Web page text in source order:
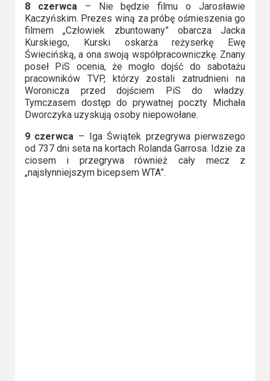
8 czerwca– Nie będzie filmu o Jarosławie
Kaczyńskim. Prezes winą za próbę ośmieszenia go
filmem „Człowiek zbuntowany” obarcza Jacka
Kurskiego, Kurski oskarża reżyserkę Ewę
Świecińską, a ona swoją współpracowniczkę. Znany
poseł PiS ocenia, że mogło dojść do sabotażu
pracowników TVP, którzy zostali zatrudnieni na
Woronicza przed dojściem PiS do władzy.
Tymczasem dostęp do prywatnej poczty Michała
Dworczyka uzyskują osoby niepowołane.
9 czerwca – Iga Świątek przegrywa pierwszego
od 737 dni seta na kortach Rolanda Garrosa. Idzie za
ciosem i przegrywa również cały mecz z
„najsłynniejszym bicepsem WTA”.